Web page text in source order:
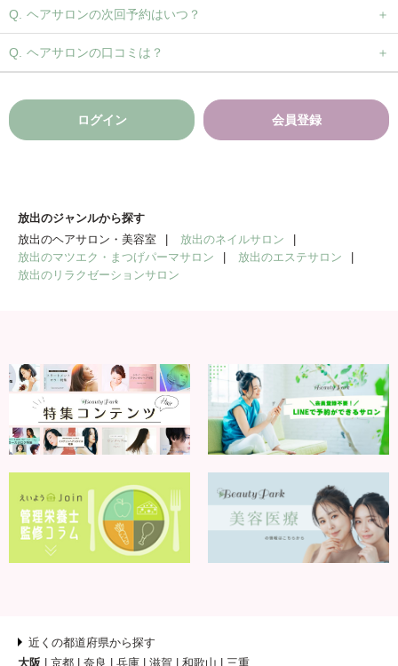
ヘアサロンの次回予約はいつ？
ヘアサロンの口コミは？
ログイン 会員登録
放出のジャンルから探す
放出のヘアサロン・美容室
放出のネイルサロン
放出のマツエク・まつげパーマサロン
放出のエステサロン
放出のリラクゼーションサロン
近くの都道府県から探す
大阪
京都 奈良 兵庫 滋賀 和歌山 三重